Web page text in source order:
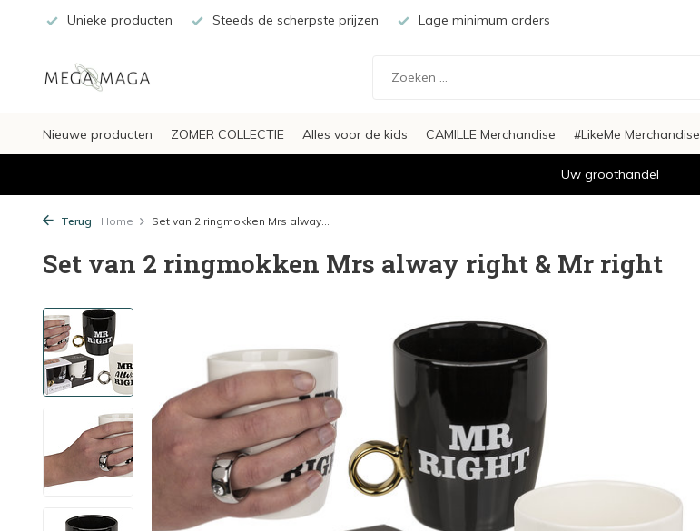
Unieke producten Steeds de scherpste prijzen Lage minimum orders
Nieuwe producten ZOMER COLLECTIE Alles voor de kids CAMILLE Merchandise #LikeMe Merchandise
Uw groothandel
Terug Home Set van 2 ringmokken Mrs alway...
Set van 2 ringmokken Mrs alway right & Mr right